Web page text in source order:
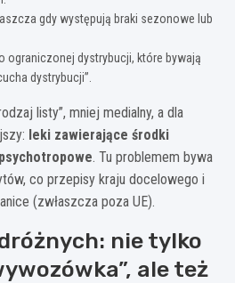
gdy występują braki sezonowe lub
ograniczonej dystrybucji, które bywają
dystrybucji”.
listy”, mniej medialny, a dla
leki zawierające środki
. Tu problemem bywa
co przepisy kraju docelowego i
(zwłaszcza poza UE).
nie tylko
ale też